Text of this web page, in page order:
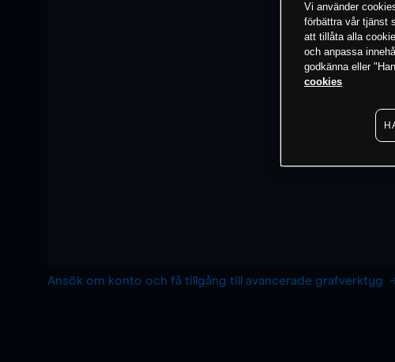
Ansök om konto och få tillgång till avancerade grafverktyg
Vi använder
förbättra vår tjänst
att tillåta alla
och anpassa
godkänna eller
cookies